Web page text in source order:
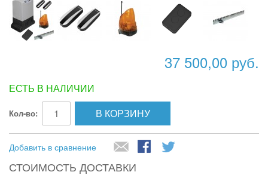
37 500,00 руб.
ЕСТЬ В НАЛИЧИИ
Кол-во: В КОРЗИНУ
Добавить в сравнение
СТОИМОСТЬ ДОСТАВКИ